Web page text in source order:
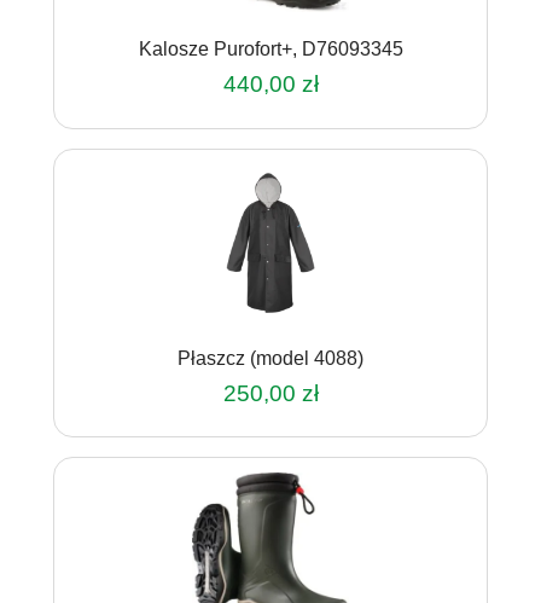
stronie
produktu
Kalosze Purofort+, D76093345
440,00 zł
produkt
ma
wiele
wariantów.
Opcje
można
wybrać
stronie
produktu
Płaszcz (model 4088)
250,00 zł
produkt
ma
wiele
wariantów.
Opcje
można